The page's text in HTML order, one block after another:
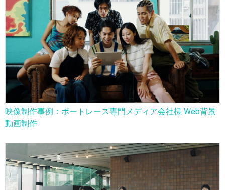
映像制作事例：ボートレース専門メディア会社様 Web背景
動画制作